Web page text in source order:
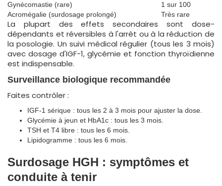
Gynécomastie (rare)
1 sur 100
Acromégalie (surdosage prolongé)
Très rare
La plupart des effets secondaires sont dose-
dépendants et réversibles à l'arrêt ou à la réduction de
la posologie. Un suivi médical régulier (tous les 3 mois)
avec dosage d'IGF-1, glycémie et fonction thyroïdienne
est indispensable.
Surveillance biologique recommandée
Faites contrôler :
IGF-1 sérique : tous les 2 à 3 mois pour ajuster la dose.
Glycémie à jeun et HbA1c : tous les 3 mois.
TSH et T4 libre : tous les 6 mois.
Lipidogramme : tous les 6 mois.
Surdosage HGH : symptômes et
conduite à tenir